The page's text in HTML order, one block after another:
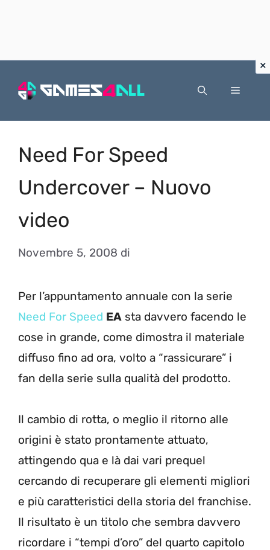
Menu
Need For Speed
Undercover – Nuovo
video
Novembre 5, 2008 di
Per l’appuntamento annuale con la serie
Need For Speed EA sta davvero facendo le
cose in grande, come dimostra il materiale
diffuso fino ad ora, volto a “rassicurare” i
fan della serie sulla qualità del prodotto.
Il cambio di rotta, o meglio il ritorno alle
origini è stato prontamente attuato,
attingendo qua e là dai vari prequel
cercando di recuperare gli elementi migliori
e più caratteristici della storia del franchise.
Il risultato è un titolo che sembra davvero
ricordare i “tempi d’oro” del quarto capitolo